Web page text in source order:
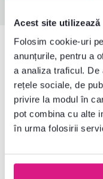
Acest site
Folosim cookie-uri
anunțurile, pentru a
a analiza traficul. De
rețele sociale, de
privire la modul în
pot combina cu alte
în urma folosirii
Produse